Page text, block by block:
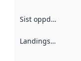
Sist oppdatert
Landingsside